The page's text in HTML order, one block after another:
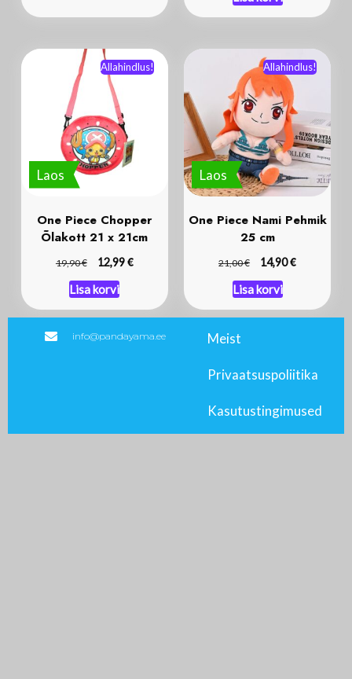
Laos
Allahindlus!
One Piece Chopper
Õlakott 21 x 21cm
19,90€ 12,99€
Lisa korvi
Laos
Allahindlus!
One Piece Nami Pehmik
25 cm
21,00€ 14,90€
Lisa korvi
info@pandayama.ee Meist
Privaatsuspoliitika
Kasutustingimused